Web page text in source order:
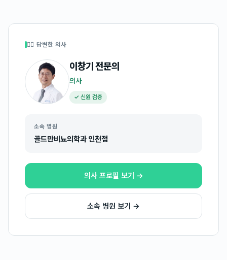
👩‍⚕️ 답변한 의사
이창기 전문의
의사
✓ 신원 검증
소속 병원
골드만비뇨의학과 인천점
의사 프로필 보기 →
소속 병원 보기 →